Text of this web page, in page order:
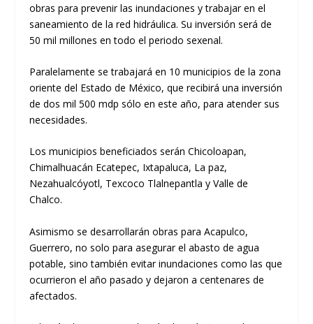
obras para prevenir las inundaciones y trabajar en el
saneamiento de la red hidráulica. Su inversión será de
50 mil millones en todo el periodo sexenal.
Paralelamente se trabajará en 10 municipios de la zona
oriente del Estado de México, que recibirá una inversión
de dos mil 500 mdp sólo en este año, para atender sus
necesidades.
Los municipios beneficiados serán Chicoloapan,
Chimalhuacán Ecatepec, Ixtapaluca, La paz,
Nezahualcóyotl, Texcoco Tlalnepantla y Valle de
Chalco.
Asimismo se desarrollarán obras para Acapulco,
Guerrero, no solo para asegurar el abasto de agua
potable, sino también evitar inundaciones como las que
ocurrieron el año pasado y dejaron a centenares de
afectados.